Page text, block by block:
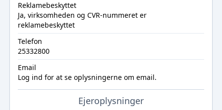
Reklamebeskyttet
Ja, virksomheden og CVR-nummeret er
reklamebeskyttet
Telefon
25332800
Email
Log ind for at se oplysningerne om email.
Ejeroplysninger